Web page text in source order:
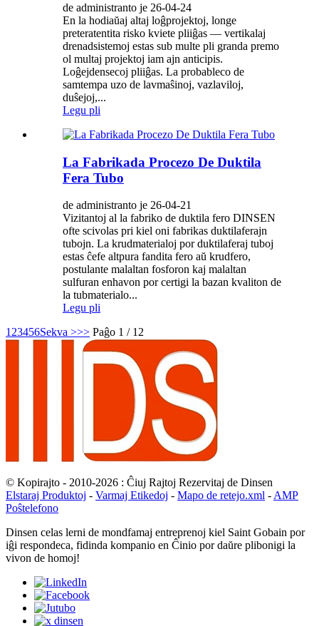
de administranto je 26-04-24
En la hodiaŭaj altaj loĝprojektoj, longe
preteratentita risko kviete pliiĝas — vertikalaj
drenadsistemoj estas sub multe pli granda premo
ol multaj projektoj iam ajn anticipis.
Loĝejdensecoj pliiĝas. La probableco de
samtempa uzo de lavmaŝinoj, vazlaviloj,
duŝejoj,...
Legu pli
La Fabrikada Procezo De Duktila
Fera Tubo
de administranto je 26-04-21
Vizitantoj al la fabriko de duktila fero DINSEN
ofte scivolas pri kiel oni fabrikas duktilaferajn
tubojn. La krudmaterialoj por duktilaferaj tuboj
estas ĉefe altpura fandita fero aŭ krudfero,
postulante malaltan fosforon kaj malaltan
sulfuran enhavon por certigi la bazan kvaliton de
la tubmaterialo...
Legu pli
1 23456Sekva >>> Paĝo 1 / 12
© Kopirajto - 2010-2026 : Ĉiuj Rajtoj Rezervitaj de Dinsen
Elstaraj Produktoj - Varmaj Etikedoj - Mapo de retejo.xml - AMP
Poŝtelefono
Dinsen celas lerni de mondfamaj entreprenoj kiel Saint Gobain por
iĝi respondeca, fidinda kompanio en Ĉinio por daŭre plibonigi la
vivon de homoj!